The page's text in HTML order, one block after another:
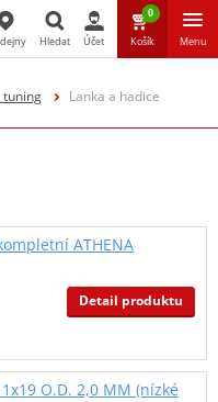
Hledat
Hledat Účet
0
Košík Menu
tuning Lanka a hadice
ATHENA
Detail produktu
O.D. 2,0 MM (nízké